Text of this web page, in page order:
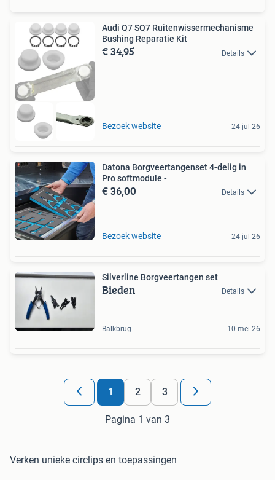
Audi Q7 SQ7 Ruitenwissermechanisme
Bushing Reparatie Kit
€ 34,95 Details
Bezoek website 24 jul 26
Datona Borgveertangenset 4-delig in
Pro softmodule -
€ 36,00 Details
Bezoek website 24 jul 26
Silverline Borgveertangen set
Bieden Details
Balkbrug 10 mei 26
1 2 3
Pagina 1 van 3
Verken unieke circlips en toepassingen